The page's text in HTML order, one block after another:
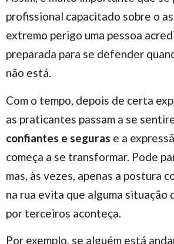
profissional capacitado sobre o
extremo perigo uma pessoa
preparada para se defender
não está.
Com o tempo, depois de certa
as praticantes passam a se
confiantes e seguras e a
começa a se transformar. Pode
mas, às vezes, apenas a postura
na rua evita que alguma situação
por terceiros aconteça.
Por exemplo, se alguém está